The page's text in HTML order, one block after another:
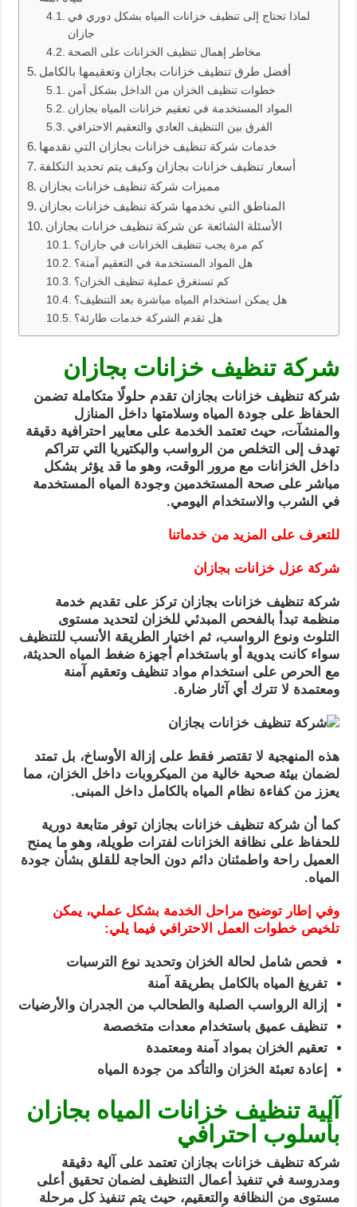
لماذا تحتاج إلى تنظيف خزانات المياه بشكل دوري في
جازان
مخاطر إهمال تنظيف الخزانات على الصحة
أفضل طرق تنظيف خزانات بجازان وتعقيمها بالكامل
خطوات تنظيف الخزان من الداخل بشكل آمن
المواد المستخدمة في تعقيم خزانات المياه بجازان
الفرق بين التنظيف العادي والتعقيم الاحترافي
خدمات شركة تنظيف خزانات بجازان التي نقدمها
أسعار تنظيف خزانات بجازان وكيف يتم تحديد التكلفة
مميزات شركة تنظيف خزانات بجازان
المناطق التي نخدمها شركة تنظيف خزانات بجازان
الأسئلة الشائعة عن شركة تنظيف خزانات بجازان
كم مرة يجب تنظيف الخزانات في جازان؟
هل المواد المستخدمة في التعقيم آمنة؟
كم تستغرق عملية تنظيف الخزان؟
هل يمكن استخدام المياه مباشرة بعد التنظيف؟
هل تقدم الشركة خدمات طارئة؟
شركة تنظيف خزانات بجازان
شركة تنظيف خزانات بجازان تقدم حلولًا متكاملة تضمن
الحفاظ على جودة المياه وسلامتها داخل المنازل
والمنشآت، حيث تعتمد الخدمة على معايير احترافية دقيقة
تهدف إلى التخلص من الرواسب والبكتيريا التي تتراكم
داخل الخزانات مع مرور الوقت، وهو ما قد يؤثر بشكل
مباشر على صحة المستخدمين وجودة المياه المستخدمة
في الشرب والاستخدام اليومي.
للتعرف على المزيد من خدماتنا
شركة عزل خزانات بجازان
شركة تنظيف خزانات بجازان تركز على تقديم خدمة
منظمة تبدأ بالفحص المبدئي للخزان لتحديد مستوى
التلوث ونوع الرواسب، ثم اختيار الطريقة الأنسب للتنظيف
سواء كانت يدوية أو باستخدام أجهزة ضغط المياه الحديثة،
مع الحرص على استخدام مواد تنظيف وتعقيم آمنة
ومعتمدة لا تترك أي آثار ضارة.
هذه المنهجية لا تقتصر فقط على إزالة الأوساخ، بل تمتد
لضمان بيئة صحية خالية من الميكروبات داخل الخزان، مما
يعزز من كفاءة نظام المياه بالكامل داخل المبنى.
كما أن شركة تنظيف خزانات بجازان توفر متابعة دورية
للحفاظ على نظافة الخزانات لفترات طويلة، وهو ما يمنح
العميل راحة واطمئنان دائم دون الحاجة للقلق بشأن جودة
المياه.
وفي إطار توضيح مراحل الخدمة بشكل عملي، يمكن
تلخيص خطوات العمل الاحترافي فيما يلي:
فحص شامل لحالة الخزان وتحديد نوع الترسبات
تفريغ المياه بالكامل بطريقة آمنة
إزالة الرواسب الصلبة والطحالب من الجدران والأرضيات
تنظيف عميق باستخدام معدات متخصصة
تعقيم الخزان بمواد آمنة ومعتمدة
إعادة تعبئة الخزان والتأكد من جودة المياه
آلية تنظيف خزانات المياه بجازان
بأسلوب احترافي
شركة تنظيف خزانات بجازان تعتمد على آلية دقيقة
ومدروسة في تنفيذ أعمال التنظيف لضمان تحقيق أعلى
مستوى من النظافة والتعقيم، حيث يتم تنفيذ كل مرحلة